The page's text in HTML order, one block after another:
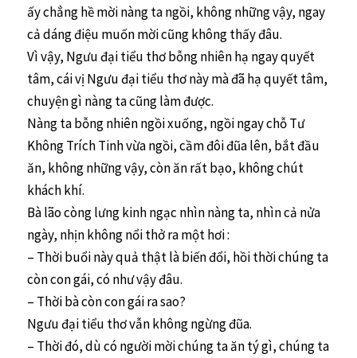
ấy chẳng hề mời nàng ta ngồi, không những vậy, ngay
cả dáng điệu muốn mời cũng không thấy đâu.
Vì vậy, Ngưu đại tiểu thơ bỗng nhiên hạ ngay quyết
tâm, cái vị Ngưu đại tiểu thơ này mà đã hạ quyết tâm,
chuyện gì nàng ta cũng làm được.
Nàng ta bỗng nhiên ngồi xuống, ngồi ngay chỗ Tư
Không Trích Tinh vừa ngồi, cầm đôi đũa lên, bắt đầu
ăn, không những vậy, còn ăn rất bạo, không chút
khách khí.
Bà lão còng lưng kinh ngạc nhìn nàng ta, nhìn cả nửa
ngày, nhịn không nổi thở ra một hơi :
– Thời buổi này quả thật là biến đổi, hồi thời chúng ta
còn con gái, có như vậy đâu.
– Thời bà còn con gái ra sao?
Ngưu đại tiểu thơ vẫn không ngừng đũa.
– Thời đó, dù có người mời chúng ta ăn tý gì, chúng ta